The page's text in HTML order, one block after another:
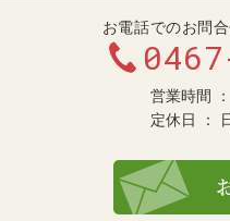
お電話でのお問
営業時間
定休日